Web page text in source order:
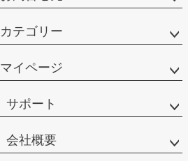
カテゴリー
マイページ
サポート
会社概要